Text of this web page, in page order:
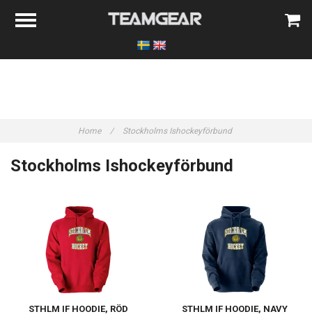
Home / Stockholms Ishockeyförbund
Stockholms Ishockeyförbund
STHLM IF HOODIE, RÖD STHLM IF HOODIE, NAVY